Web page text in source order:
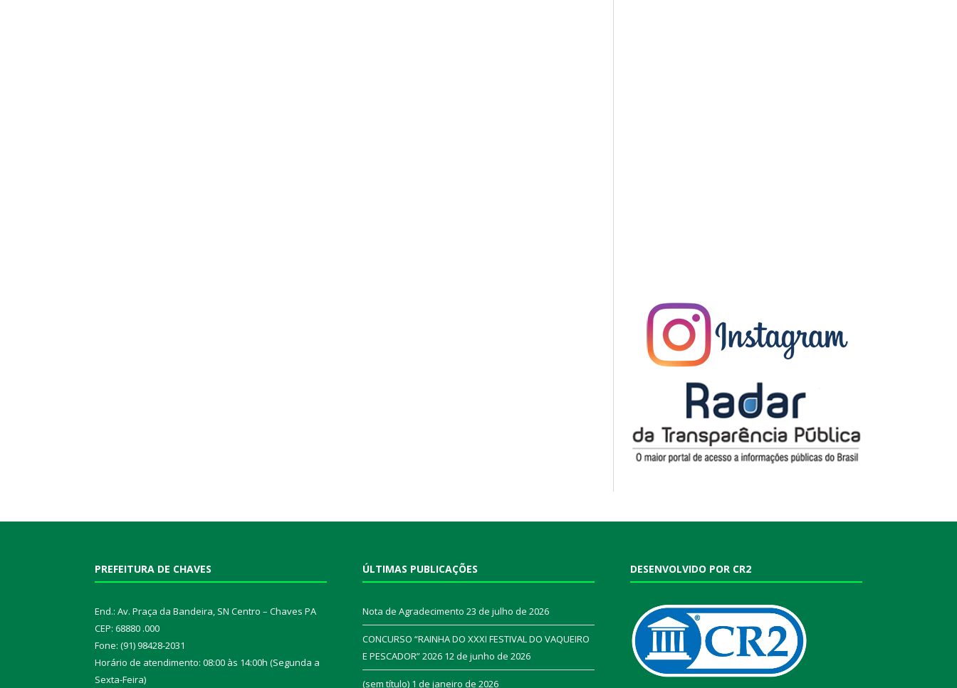
PREFEITURA DE CHAVES
End.: Av. Praça da Bandeira, SN Centro – Chaves PA
CEP: 68880 .000
Fone: (91) 98428-2031
Horário de atendimento: 08:00 às 14:00h (Segunda a
Sexta-Feira)
ÚLTIMAS PUBLICAÇÕES
Nota de Agradecimento 23 de julho de 2026
CONCURSO “RAINHA DO XXXI FESTIVAL DO VAQUEIRO
E PESCADOR” 2026 12 de junho de 2026
(sem título) 1 de janeiro de 2026
DESENVOLVIDO POR CR2